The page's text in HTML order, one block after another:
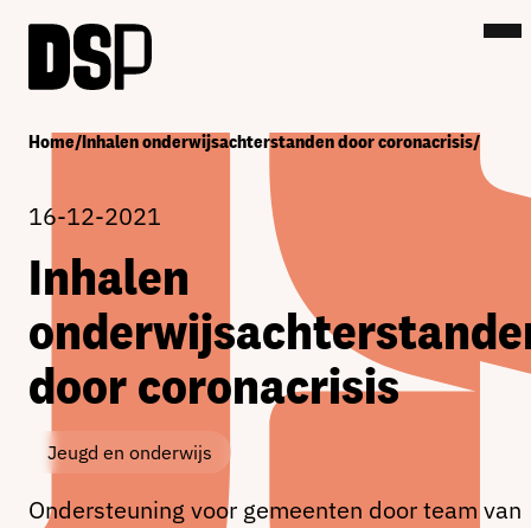
Home/Inhalen onderwijsachterstanden door coronacrisis/
16-12-2021
Inhalen
door coronacrisis
Jeugd en onderwijs
Ondersteuning voor gemeenten door team van